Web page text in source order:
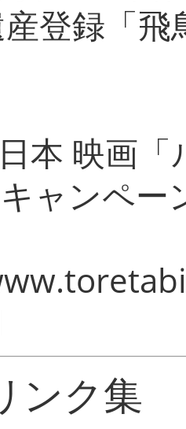
登録「
本 映画
ャンペー
ンク集